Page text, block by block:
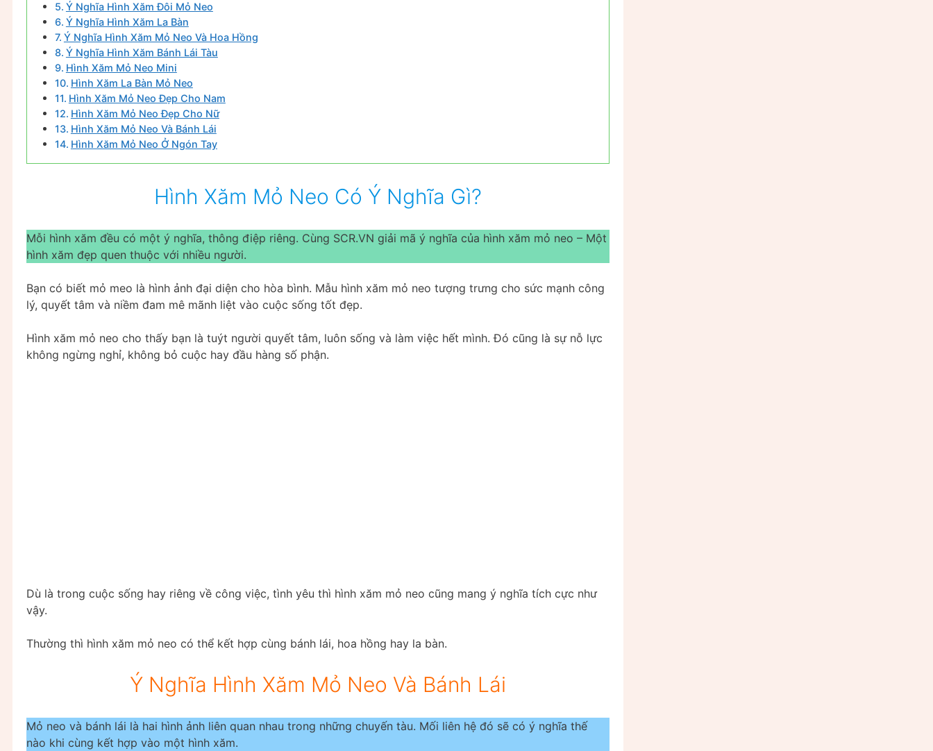
Ý Nghĩa Hình Xăm Đôi Mỏ Neo
Ý Nghĩa Hình Xăm La Bàn
Ý Nghĩa Hình Xăm Mỏ Neo Và Hoa Hồng
Ý Nghĩa Hình Xăm Bánh Lái Tàu
Hình Xăm Mỏ Neo Mini
Hình Xăm La Bàn Mỏ Neo
Hình Xăm Mỏ Neo Đẹp Cho Nam
Hình Xăm Mỏ Neo Đẹp Cho Nữ
Hình Xăm Mỏ Neo Và Bánh Lái
Hình Xăm Mỏ Neo Ở Ngón Tay
Hình Xăm Mỏ Neo Có Ý Nghĩa Gì?
Mỗi hình xăm đều có một ý nghĩa, thông điệp riêng. Cùng SCR.VN giải mã ý nghĩa của hình xăm mỏ neo – Một
hình xăm đẹp quen thuộc với nhiều người.
Bạn có biết mỏ meo là hình ảnh đại diện cho hòa bình. Mẫu hình xăm mỏ neo tượng trưng cho sức mạnh công
lý, quyết tâm và niềm đam mê mãnh liệt vào cuộc sống tốt đẹp.
Hình xăm mỏ neo cho thấy bạn là tuýt người quyết tâm, luôn sống và làm việc hết mình. Đó cũng là sự nỗ lực
không ngừng nghỉ, không bỏ cuộc hay đầu hàng số phận.
Dù là trong cuộc sống hay riêng về công việc, tình yêu thì hình xăm mỏ neo cũng mang ý nghĩa tích cực như
vậy.
Thường thì hình xăm mỏ neo có thể kết hợp cùng bánh lái, hoa hồng hay la bàn.
Ý Nghĩa Hình Xăm Mỏ Neo Và Bánh Lái
Mỏ neo và bánh lái là hai hình ảnh liên quan nhau trong những chuyến tàu. Mối liên hệ đó sẽ có ý nghĩa thế
nào khi cùng kết hợp vào một hình xăm.